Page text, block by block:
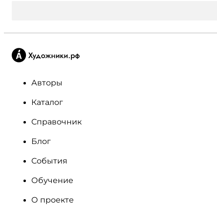
Авторы
Каталог
Справочник
Блог
События
Обучение
О проекте